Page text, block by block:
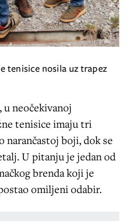
tenisice nosila uz trapez
, u neočekivanoj
tenisice imaju tri
boji, dok se
U pitanju je jedan od
brenda koji je
omiljeni odabir.